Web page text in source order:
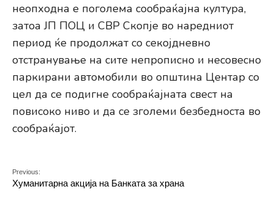
неопходна е поголема сообраќајна култура,
затоа ЈП ПОЦ и СВР Скопје во наредниот
период ќе продолжат со секојдневно
отстранување на сите непрописно и несовесно
паркирани автомобили во општина Центар со
цел да се подигне сообраќајната свест на
повисоко ниво и да се зголеми безбедноста во
сообраќајот.
Previous:
Хуманитарна акција на Банката за храна